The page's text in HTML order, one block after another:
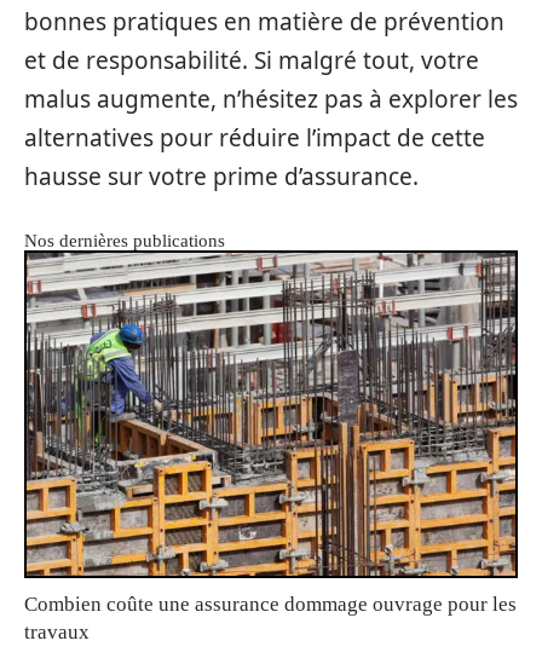
bonnes pratiques en matière de prévention
et de responsabilité. Si malgré tout, votre
malus augmente, n’hésitez pas à explorer les
alternatives pour réduire l’impact de cette
hausse sur votre prime d’assurance.
Nos dernières publications
Combien coûte une assurance dommage ouvrage pour les
travaux